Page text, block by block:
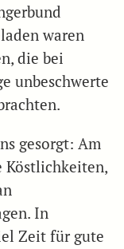
waren
die bei
unbeschwerte
gesorgt: Am
Köstlichkeiten,
In
Zeit für gute